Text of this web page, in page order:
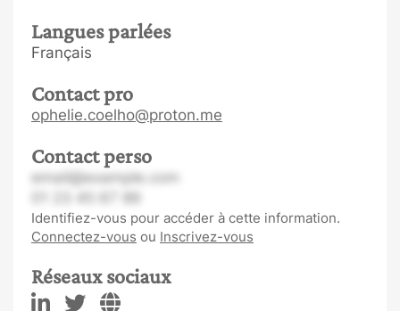
Langues parlées
Français
Contact pro
ophelie.coelho@proton.me
Contact perso
email@example.com
Identifiez-vous pour accéder à cette information.
Connectez-vous ou Inscrivez-vous
Réseaux sociaux